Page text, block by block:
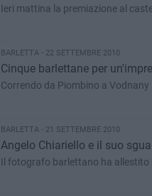
Ieri mattina la premiazione al
BARLETTA - 22 SETTEMBRE 2010
Cinque barlettane per
Correndo da Piombino a Vodnany
BARLETTA - 21 SETTEMBRE 2010
Angelo Chiariello e il suo
Il fotografo barlettano ha